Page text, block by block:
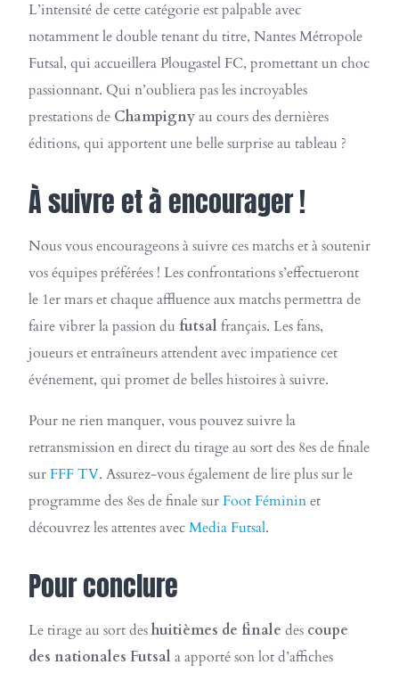
L’intensité de cette catégorie est palpable avec
notamment le double tenant du titre, Nantes Métropole
Futsal, qui accueillera Plougastel FC, promettant un choc
passionnant. Qui n’oubliera pas les incroyables
prestations de Champignyau cours des dernières
éditions, qui apportent une belle surprise au tableau ?
À suivre et à encourager !
Nous vous encourageons à suivre ces matchs et à soutenir
vos équipes préférées ! Les confrontations s’effectueront
le 1er mars et chaque affluence aux matchs permettra de
faire vibrer la passion du futsal français. Les fans,
joueurs et entraîneurs attendent avec impatience cet
événement, qui promet de belles histoires à suivre.
Pour ne rien manquer, vous pouvez suivre la
retransmission en direct du tirage au sort des 8es de finale
surFFF TV. Assurez-vous également de lire plus sur le
programme des 8es de finale surFoot Fémininet
découvrez les attentes avecMedia Futsal.
Pour conclure
Le tirage au sort deshuitièmes de finale des coupe
des nationales Futsal a apporté son lot d’affiches